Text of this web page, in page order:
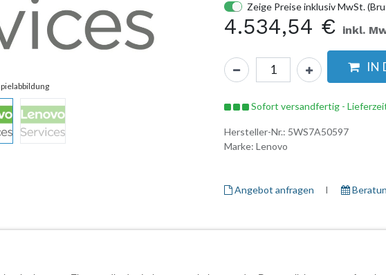
Zeige Preise inklusiv MwSt.
4.534,54 € inkl.
IN
Sofort versandfertig -
Hersteller-Nr.: 5WS7A50597
Marke: Lenovo
Angebot anfragen I ​